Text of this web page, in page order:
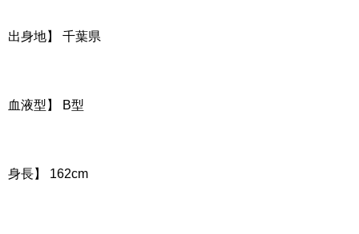
出身地】 千葉県
血液型】 B型
身長】 162cm